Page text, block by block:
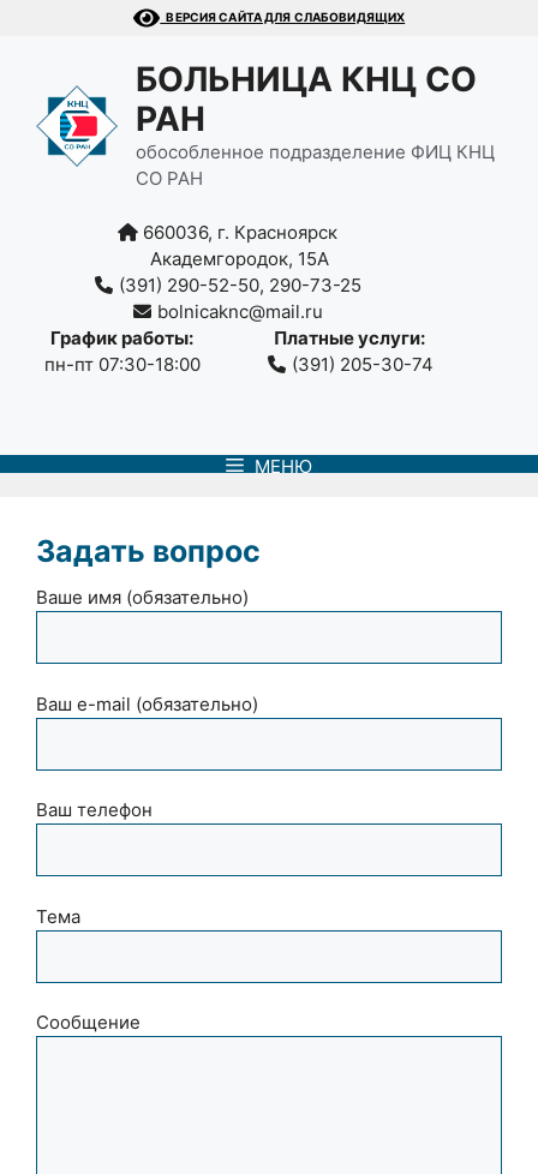
ВЕРСИЯ САЙТА ДЛЯ СЛАБОВИДЯЩИХ
БОЛЬНИЦА КНЦ СО
РАН
обособленное подразделение ФИЦ КНЦ
СО РАН
660036, г. Красноярск
Академгородок, 15А
(391) 290-52-50, 290-73-25
bolnicaknc@mail.ru
График работы:
пн-пт 07:30-18:00
Платные услуги:
(391) 205-30-74
МЕНЮ
Задать вопрос
Ваше имя (обязательно)
Ваш e-mail (обязательно)
Ваш телефон
Тема
Сообщение